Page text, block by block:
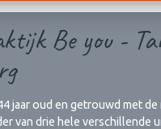
Be you -
jaar oud en getrouwd met de
van drie hele verschillende